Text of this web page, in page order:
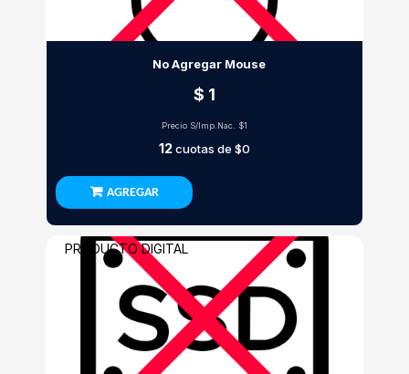
No Agregar Mouse
$ 1
Precio S/Imp.Nac. $1
12cuotas de $0
AGREGAR
PRODUCTO DIGITAL